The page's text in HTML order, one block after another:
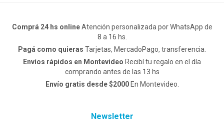
Comprá 24 hs onlineAtención personalizada por WhatsApp de
8 a 16 hs.
Pagá como quieras Tarjetas, MercadoPago, transferencia.
Envíos rápidos en Montevideo Recibí tu regalo en el día
comprando antes de las 13 hs
Envío gratis desde $2000En Montevideo.
Newsletter